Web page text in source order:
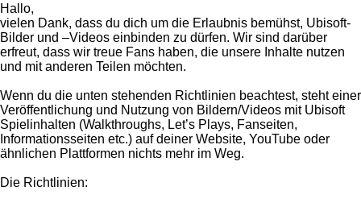
Hallo,
vielen Dank, dass du dich um die Erlaubnis bemühst, Ubisoft-
Bilder und –Videos einbinden zu dürfen. Wir sind darüber
erfreut, dass wir treue Fans haben, die unsere Inhalte nutzen
und mit anderen Teilen möchten.
Wenn du die unten stehenden Richtlinien beachtest, steht einer
Veröffentlichung und Nutzung von Bildern/Videos mit Ubisoft
Spielinhalten (Walkthroughs, Let’s Plays, Fanseiten,
Informationsseiten etc.) auf deiner Website, YouTube oder
ähnlichen Plattformen nichts mehr im Weg.
Die Richtlinien: